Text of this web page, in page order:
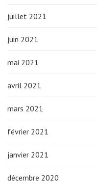
juillet 2021
juin 2021
mai 2021
avril 2021
mars 2021
février 2021
janvier 2021
décembre 2020